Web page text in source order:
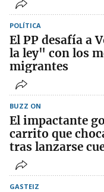
POLÍTICA
El PP desafía a
la ley" con los
migrantes
BUZZ ON
El impactante
carrito que
tras lanzarse
GASTEIZ